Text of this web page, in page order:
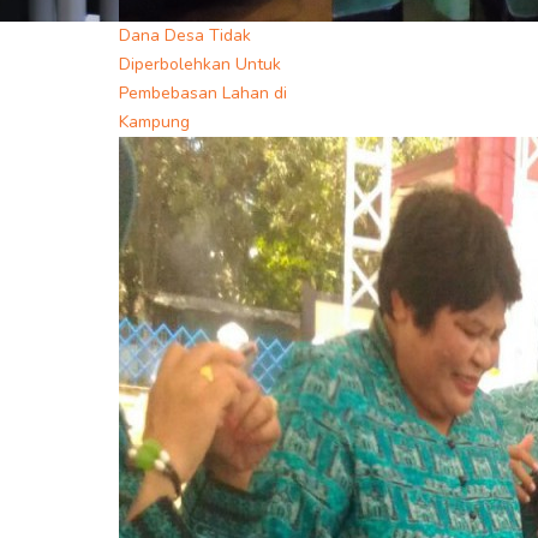
Dana Desa Tidak
Diperbolehkan Untuk
Pembebasan Lahan di
Kampung